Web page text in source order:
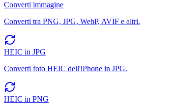
Converti immagine
Converti tra PNG, JPG, WebP, AVIF e altri.
HEIC in JPG
Converti foto HEIC dell'iPhone in JPG.
HEIC in PNG